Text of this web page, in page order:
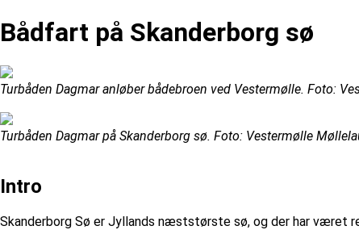
Bådfart på Skanderborg sø
Turbåden Dagmar anløber bådebroen ved Vestermølle. Foto:
Turbåden Dagmar på Skanderborg sø. Foto: Vestermølle
Intro
Skanderborg Sø er Jyllands næststørste sø, og der har været